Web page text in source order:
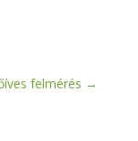
felmérés →